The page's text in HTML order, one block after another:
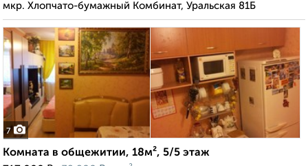
мкр. Хлопчато-бумажный Комбинат, Уральская 81Б
7
Комната в общежитии, 18м², 5/5 этаж